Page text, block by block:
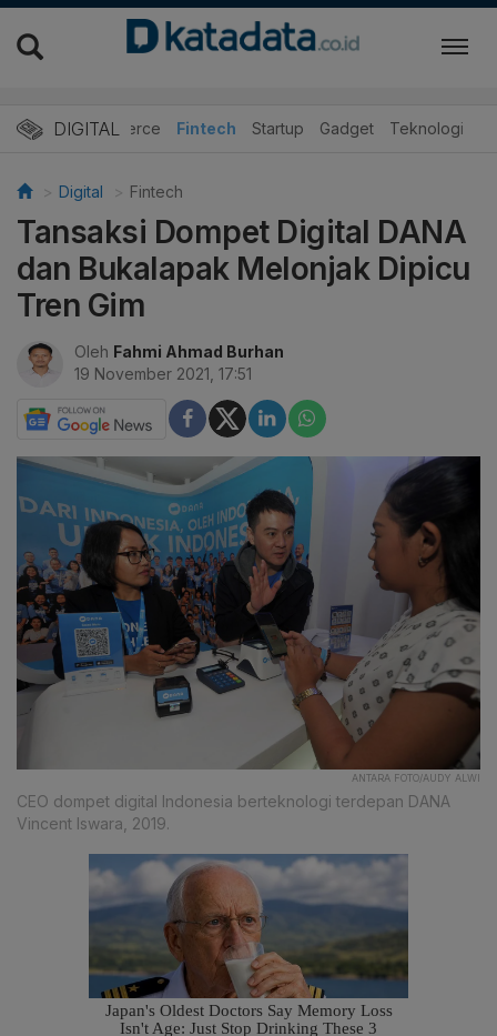
DIGITAL
E-Commerce Fintech Startup Gadget Teknologi
Digital Fintech
Tansaksi Dompet Digital DANA
dan Bukalapak Melonjak Dipicu
Tren Gim
Oleh Fahmi Ahmad Burhan
19 November 2021, 17:51
ANTARA FOTO/AUDY ALWI
CEO dompet digital Indonesia berteknologi terdepan DANA
Vincent Iswara, 2019.